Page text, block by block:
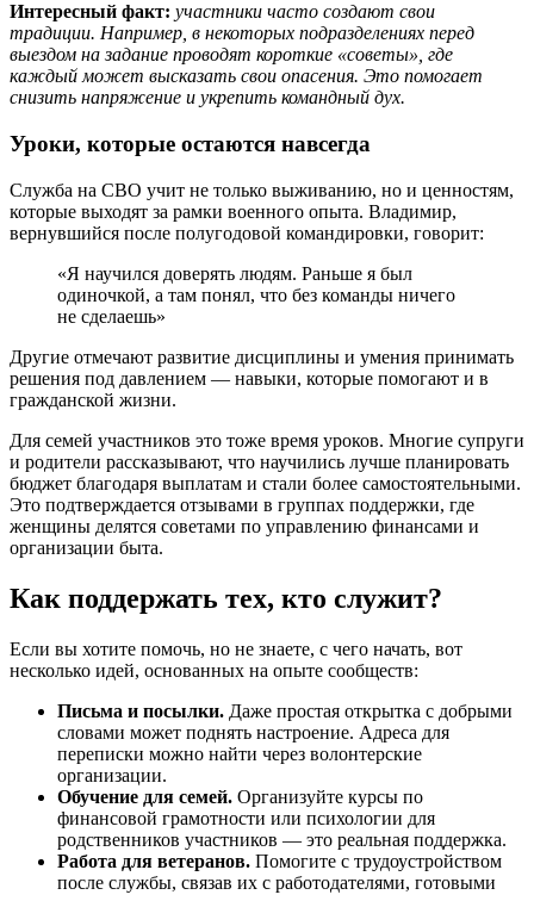
Интересный факт: участники часто создают свои
традиции. Например, в некоторых подразделениях перед
выездом на задание проводят короткие «советы», где
каждый может высказать свои опасения. Это помогает
снизить напряжение и укрепить командный дух.
Уроки, которые остаются навсегда
Служба на СВО учит не только выживанию, но и ценностям,
которые выходят за рамки военного опыта. Владимир,
вернувшийся после полугодовой командировки, говорит:
«Я научился доверять людям. Раньше я был
одиночкой, а там понял, что без команды ничего
не сделаешь»
Другие отмечают развитие дисциплины и умения принимать
решения под давлением — навыки, которые помогают и в
гражданской жизни.
Для семей участников это тоже время уроков. Многие супруги
и родители рассказывают, что научились лучше планировать
бюджет благодаря выплатам и стали более самостоятельными.
Это подтверждается отзывами в группах поддержки, где
женщины делятся советами по управлению финансами и
организации быта.
Как поддержать тех, кто служит?
Если вы хотите помочь, но не знаете, с чего начать, вот
несколько идей, основанных на опыте сообществ:
Письма и посылки. Даже простая открытка с добрыми
словами может поднять настроение. Адреса для
переписки можно найти через волонтерские
организации.
Обучение для семей. Организуйте курсы по
финансовой грамотности или психологии для
родственников участников — это реальная поддержка.
Работа для ветеранов. Помогите с трудоустройством
после службы, связав их с работодателями, готовыми